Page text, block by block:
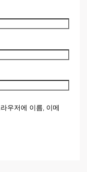
우저에 이름, 이메